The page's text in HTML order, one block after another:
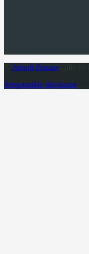
Airsoft Bazaar- alle
Responsible disclosure